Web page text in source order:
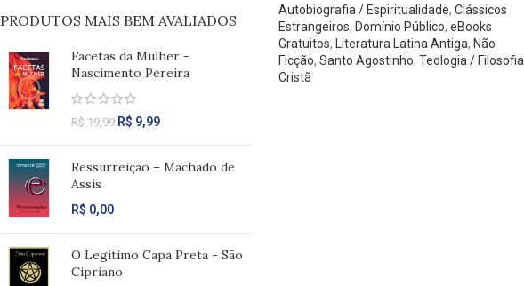
PRODUTOS MAIS BEM AVALIADOS
Facetas da Mulher -
Nascimento Pereira
R$19,99 R$ 9,99
Ressurreição – Machado de
Assis
R$ 0,00
O Legítimo Capa Preta - São
Cipriano
Autobiografia / Espiritualidade, Clássicos
Estrangeiros, Domínio Público, eBooks
Gratuitos, Literatura Latina Antiga, Não
Ficção, Santo Agostinho, Teologia / Filosofia
Cristã